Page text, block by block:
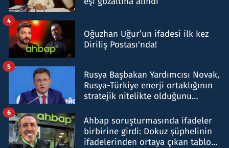
Oğuzhan Uğur’un ifadesi ilk kez
Diriliş Postası'nda!
4
Rusya Başbakan Yardımcısı Novak,
Rusya-Türkiye enerji ortaklığının
stratejik nitelikte olduğunu
5
Ahbap soruşturmasında ifadeler
birbirine girdi: Dokuz şüphelinin
ifadelerinden ortaya çıkan tablo
6